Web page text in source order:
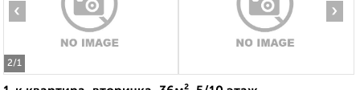
2/1
‹ ›